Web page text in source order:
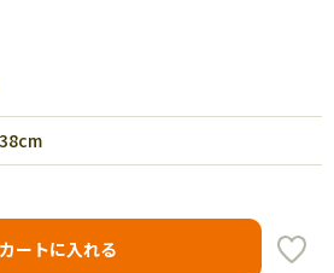
カートに入れる